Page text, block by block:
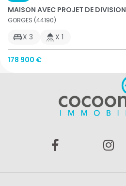
MAISON AVEC PROJET DE DIVISION
GORGES (44190)
X 3 X 1
178 900 €